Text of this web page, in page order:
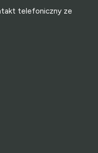
telefoniczny ze